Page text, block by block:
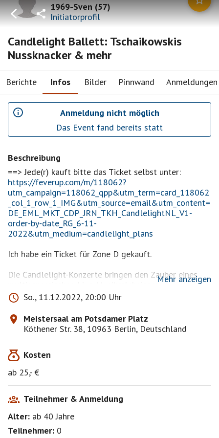
1969-Sven(57)
Initiatorprofil
Candlelight Ballett: Tschaikowskis
Nussknacker & mehr
Berichte Infos Bilder Pinnwand Anmeldungen
Anmeldung nicht möglich
Das Event fand bereits statt
Beschreibung
https://feverup.com/m/118062?
utm_campaign=118062_qpp&utm_term=card_118062
_col_1_row_1_IMG&utm_source=email&utm_content=
DE_EML_MKT_CDP_JRN_TKH_CandlelightNL_V1-
order-by-date_RG_6-11-
2022&utm_medium=candlelight_plans
Ich habe ein Ticket für Zone D gekauft.
Die Candlelight-Konzerte bringen den Zauber eines
multisensorischen Live-Musikerlebnisses an
beeindruckende Orte, die in Berlin für diesen Zweck
bisher noch nie genutzt wurden. Kaufe Deine Tickets
jetzt, um das Beste aus Tschaikowskis Schwanensee &
mehr im Meistersaal bei sanftem Kerzenschein zu
Vorläufiges Programm
Der Nussknacker Marsch
Tanz der Rohrflöten aus ‘Nussknacker’
Tanz der Zuckerfee aus ‘Nussknacker’
Schwanensee Szene Ballett - P. I. Tschaikowski
Tanz der kleinen Schwäne - P. I. Tschaikowski
Mehr anzeigen
So., 11.12.2022, 20:00 Uhr
Meistersaal am Potsdamer Platz
Köthener Str. 38, 10963 Berlin, Deutschland
Kosten
ab 25,- €
Teilnehmer & Anmeldung
Alter: ab 40Jahre
Teilnehmer: 0